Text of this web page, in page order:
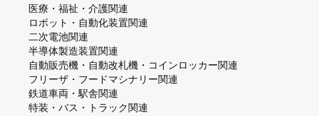
医療・福祉・介護関連
ロボット・自動化装置関連
二次電池関連
半導体製造装置関連
自動販売機・自動改札機・コインロッカー関連
フリーザ・フードマシナリー関連
鉄道車両・駅舎関連
特装・バス・トラック関連